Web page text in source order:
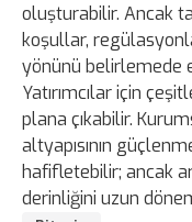
oluşturabilir. Ancak
koşullar,
yönünü belirlemede
Yatırımcılar için
plana çıkabilir.
altyapısının
hafifletebilir; ancak
derinliğini uzun